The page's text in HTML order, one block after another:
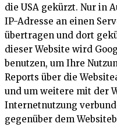
die USA gekürzt. Nur in
IP-Adresse an einen
übertragen und dort
dieser Website wird
benutzen, um Ihre
Reports über die
und um weitere mit der
Internetnutzung
gegenüber dem